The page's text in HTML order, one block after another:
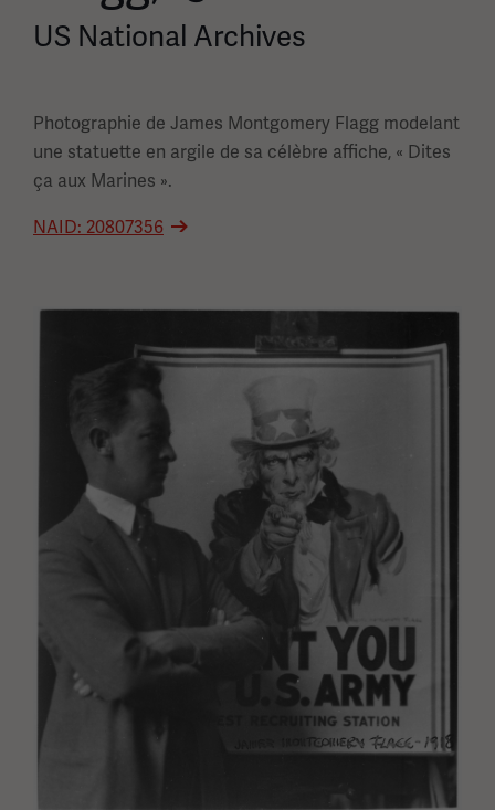
US National Archives
Photographie de James Montgomery Flagg modelant
une statuette en argile de sa célèbre affiche, « Dites
ça aux Marines ».
NAID: 20807356